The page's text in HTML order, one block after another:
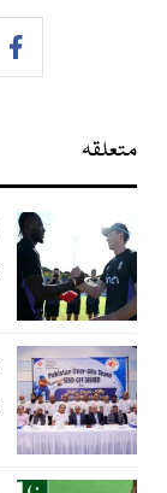
متعلقہ